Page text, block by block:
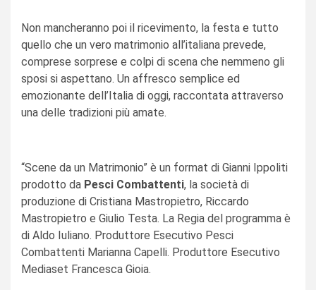
Non mancheranno poi il ricevimento, la festa e tutto
quello che un vero matrimonio all’italiana prevede,
comprese sorprese e colpi di scena che nemmeno gli
sposi si aspettano. Un affresco semplice ed
emozionante dell’Italia di oggi, raccontata attraverso
una delle tradizioni più amate.
“Scene da un Matrimonio” è un format di Gianni Ippoliti
prodotto da Pesci Combattenti, la società di
produzione di Cristiana Mastropietro, Riccardo
Mastropietro e Giulio Testa. La Regia del programma è
di Aldo Iuliano. Produttore Esecutivo Pesci
Combattenti Marianna Capelli. Produttore Esecutivo
Mediaset Francesca Gioia.